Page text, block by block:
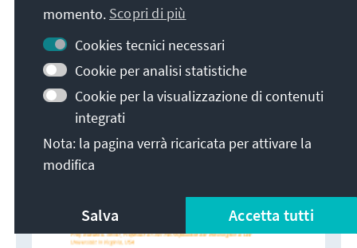
momento. Scopri di più
Cookies tecnici necessari
Cookie per analisi statistiche
Cookie per la visualizzazione di contenuti
integrati
Nota: la pagina verrà ricaricata per attivare la
modifica
Salva Accetta tutti